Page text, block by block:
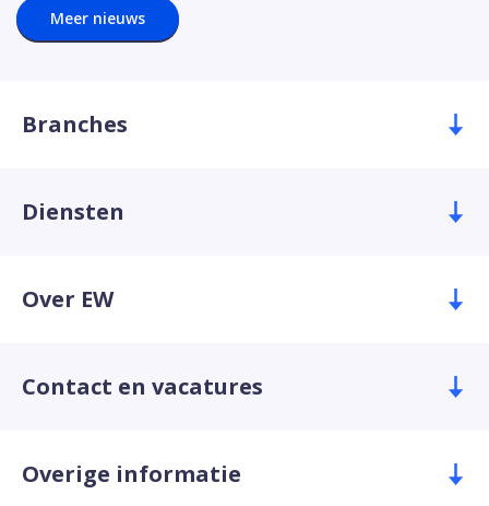
Meer nieuws
Branches
Diensten
Over EW
Contact en vacatures
Overige informatie